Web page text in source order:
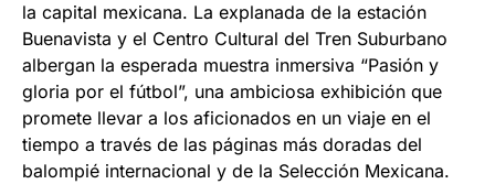
la capital mexicana. La explanada de la estación
Buenavista y el Centro Cultural del Tren Suburbano
albergan la esperada muestra inmersiva “Pasión y
gloria por el fútbol”, una ambiciosa exhibición que
promete llevar a los aficionados en un viaje en el
tiempo a través de las páginas más doradas del
balompié internacional y de la Selección Mexicana.